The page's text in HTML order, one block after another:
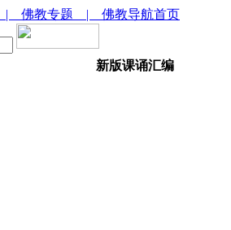
| 佛教专题 | 佛教导航首页
新版课诵汇编